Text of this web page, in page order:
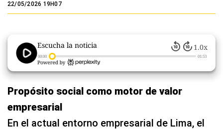
22/05/2026 19H07
Escucha la noticia 1.0x
00:00 01:53
Propósito social como motor de valor
empresarial
En el actual entorno empresarial de Lima, el